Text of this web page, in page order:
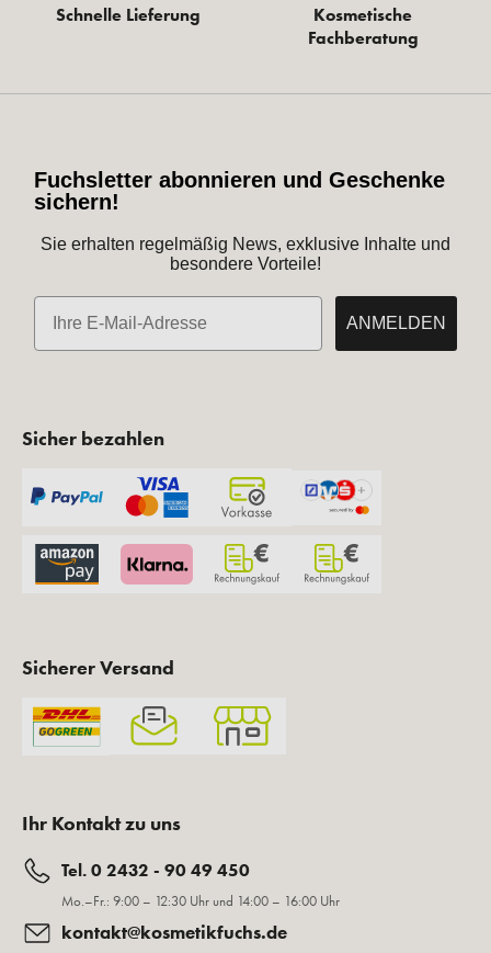
Schnelle Lieferung
Kosmetische
Fachberatung
Fuchsletter abonnieren und Geschenke
sichern!
Sie erhalten regelmäßig News, exklusive Inhalte und
besondere Vorteile!
E-Mail
ANMELDEN
Sicher bezahlen
Sicherer Versand
Ihr Kontakt zu uns
Tel. 0 2432 - 90 49 450
Mo.–Fr.: 9:00 – 12:30 Uhr und 14:00 – 16:00 Uhr
kontakt@kosmetikfuchs.de